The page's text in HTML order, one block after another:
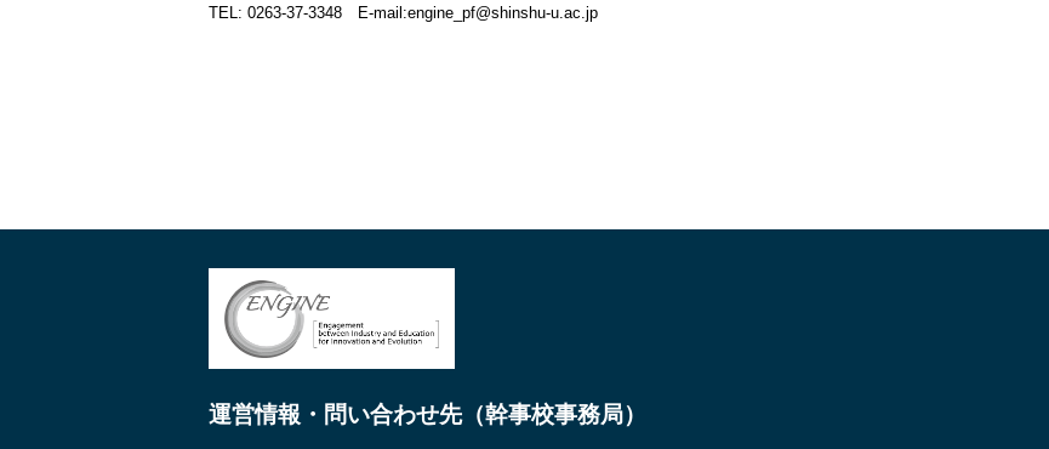
TEL: 0263-37-3348
E-mail:engine_pf@shinshu-u.ac.jp
運営情報・問い合わせ先（幹事校事務局）